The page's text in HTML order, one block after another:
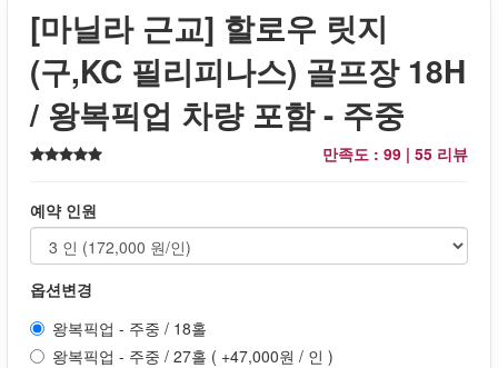
[마닐라 근교] 할로우 릿지
(구,KC 필리피나스) 골프장 18H
/ 왕복픽업 차량 포함 - 주중
만족도 : 99 | 55 리뷰
예약 인원
옵션변경
왕복픽업 - 주중 / 18홀
왕복픽업 - 주중 / 27홀 ( +47,000원 / 인 )